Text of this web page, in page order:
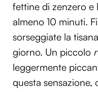
fettine di zenzero e
almeno 10 minuti.
sorseggiate la
giorno. Un piccolo
leggermente
questa sensazione,